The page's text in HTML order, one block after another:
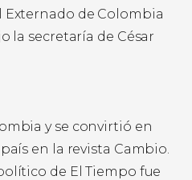
Externado de Colombia
la secretaría de César
y se convirtió en
en la revista Cambio.
de El Tiempo fue